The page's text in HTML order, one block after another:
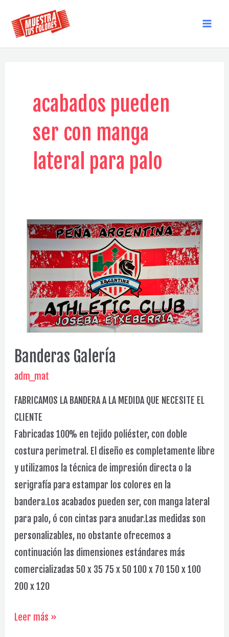
contenido
acabados pueden
ser con manga
lateral para palo
Banderas Galería
adm_mat
FABRICAMOS LA BANDERA A LA MEDIDA QUE NECESITE EL
CLIENTE
Fabricadas 100% en tejido poliéster, con doble
costura perimetral. El diseño es completamente libre
y utilizamos la técnica de impresión directa o la
serigrafía para estampar los colores en la
bandera.Los acabados pueden ser, con manga lateral
para palo, ó con cintas para anudar.Las medidas son
personalizables, no obstante ofrecemos a
continuación las dimensiones estándares más
comercializadas 50 x 35 75 x 50 100 x 70 150 x 100
200 x 120
Banderas
Leer más »